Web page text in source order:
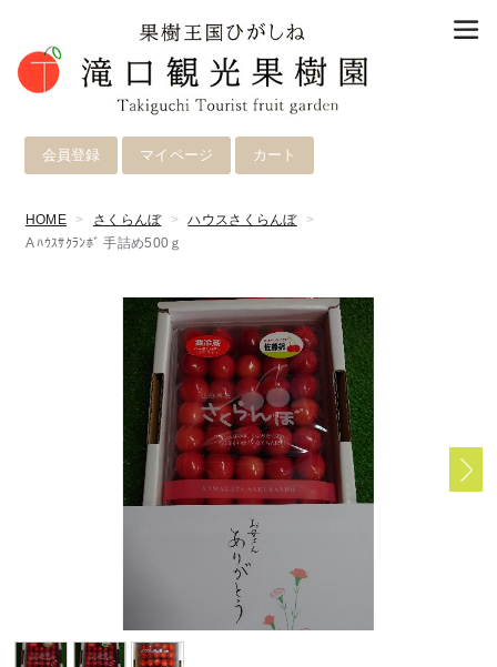
カート
マイページ
会員登録
HOME さくらんぼ
ハウスさくらんぼ
A ﾊｳｽｻｸﾗﾝﾎﾞ 手詰め500ｇ